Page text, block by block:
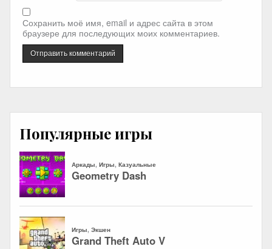
Сохранить моё имя, email и адрес сайта в этом
браузере для последующих моих комментариев.
Популярные игры